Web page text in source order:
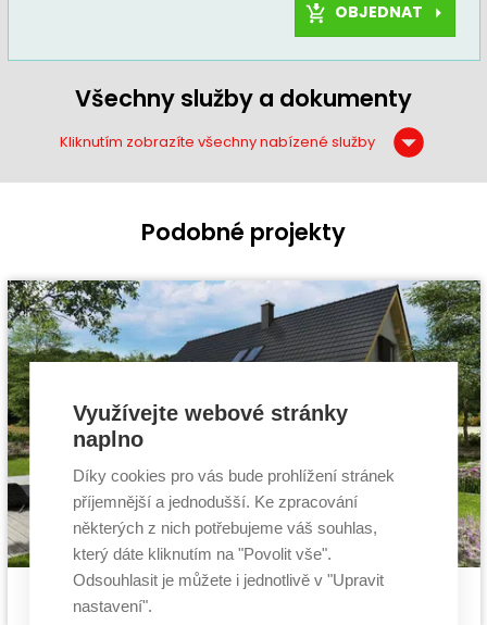
OBJEDNAT
Všechny služby a dokumenty
Kliknutím zobrazíte všechny nabízené služby
Podobné projekty
Cena projektu:
Pasivní dům Pozitiv 2
Využívejte webové stránky
naplno
Díky cookies pro vás bude prohlížení stránek
příjemnější a jednodušší. Ke zpracování
některých z nich potřebujeme váš souhlas,
který dáte kliknutím na "Povolit vše".
Odsouhlasit je můžete i jednotlivě v "Upravit
nastavení".